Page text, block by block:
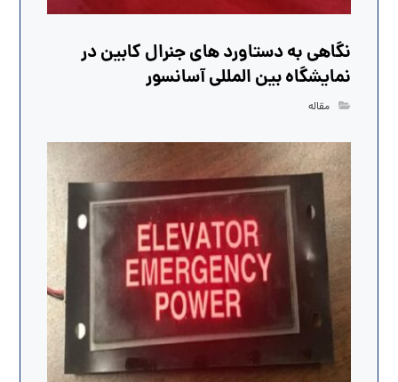
نگاهی به دستاورد های جنرال کابین در
نمایشگاه بین المللی آسانسور
مقاله